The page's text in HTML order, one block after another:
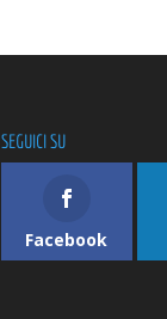
SEGUICI SU
Facebook